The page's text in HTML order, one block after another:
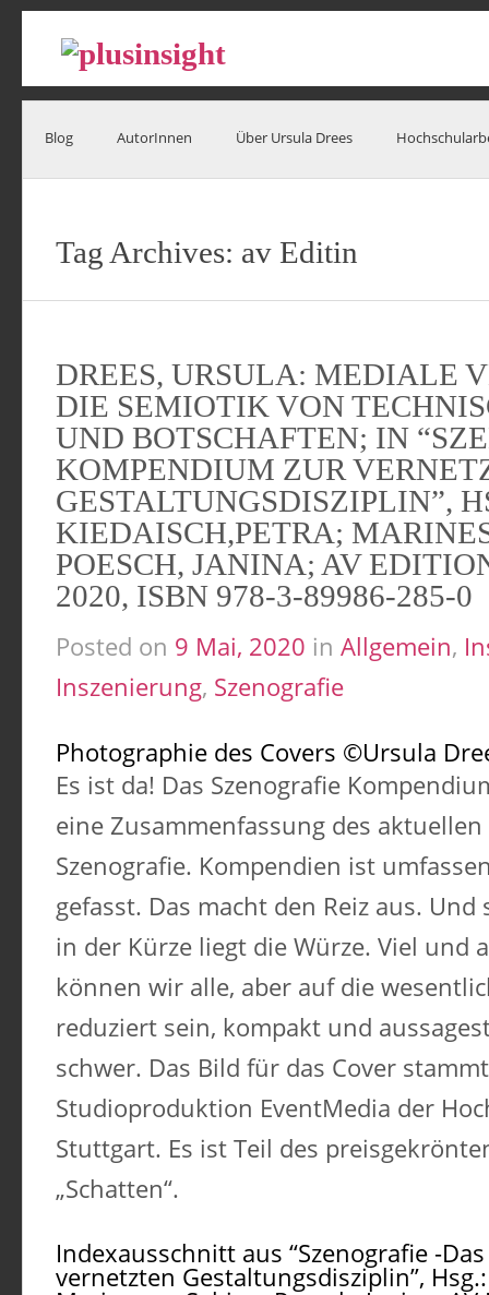
Blog AutorInnen Über Ursula Drees
Tag Archives: av Editin
DREES, URSULA: MEDIALE
DIE SEMIOTIK VON
UND BOTSCHAFTEN; IN
KOMPENDIUM ZUR
GESTALTUNGSDISZIPLIN”,
KIEDAISCH,PETRA;
POESCH, JANINA; AV
2020, ISBN 978-3-89986-285-0
Posted on 9 Mai, 2020 in Allgemein,
Inszenierung, Szenografie
Photographie des Covers ©Ursula
Es ist da! Das Szenografie
eine Zusammenfassung des
Szenografie. Kompendien ist
gefasst. Das macht den Reiz aus.
in der Kürze liegt die Würze. Viel und
können wir alle, aber auf die
reduziert sein, kompakt und
schwer. Das Bild für das Cover
Studioproduktion EventMedia der
Stuttgart. Es ist Teil des
„Schatten“.
Indexausschnitt aus “Szenografie -
vernetzten Gestaltungsdisziplin”,